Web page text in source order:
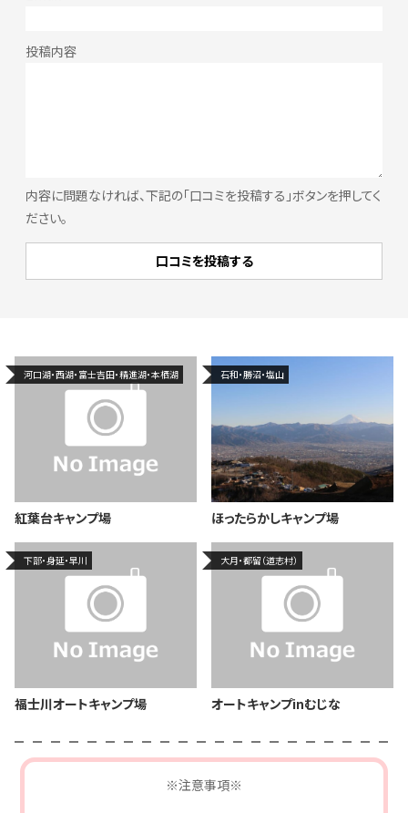
内容に問題なければ、下記の「口コミを投稿する」ボタンを押してく
ださい。
河口湖・西湖・富士吉田・精進湖・本栖湖
紅葉台キャンプ場
石和・勝沼・塩山
ほったらかしキャンプ場
下部・身延・早川
福士川オートキャンプ場
大月・都留（道志村）
オートキャンプinむじな
※注意事項※